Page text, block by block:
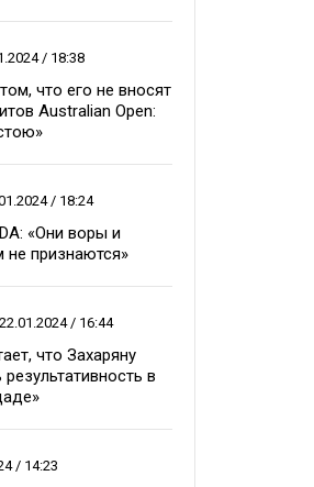
/ 18:38
что его не вносят
Australian Open:
/ 18:24
«Они воры и
не признаются»
22.01.2024 / 16:44
что Захаряну
в
/ 14:23